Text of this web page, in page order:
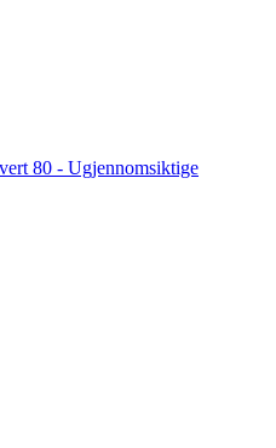
80 - Ugjennomsiktige